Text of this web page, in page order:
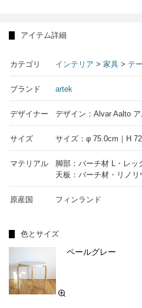
アイテム詳細
カテゴリ インテリア > 家具 > テ
ブランド artek
デザイナー デザイン：Alvar Aalto
サイズ サイズ：φ 75.0cm｜H
マテリアル
脚部：バーチ材 L・レッ
天板：バーチ材・リノリ
原産国 フィンランド
色とサイズ
ペールグレー